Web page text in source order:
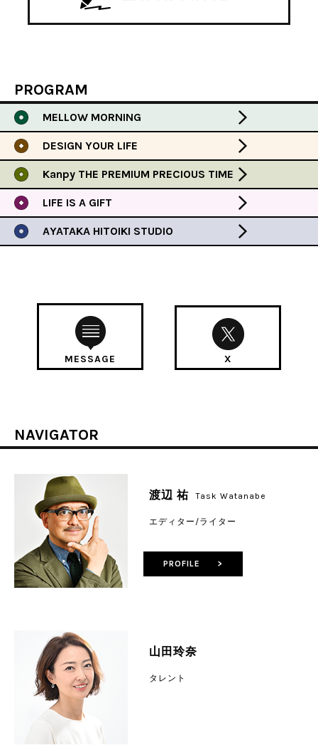
PROGRAM
MELLOW MORNING
DESIGN YOUR LIFE
Kanpy THE PREMIUM PRECIOUS TIME
LIFE IS A GIFT
AYATAKA HITOIKI STUDIO
MESSAGE X
NAVIGATOR
渡辺 祐 Task Watanabe
エディター/ライター
山田玲奈
タレント
PROFILE >